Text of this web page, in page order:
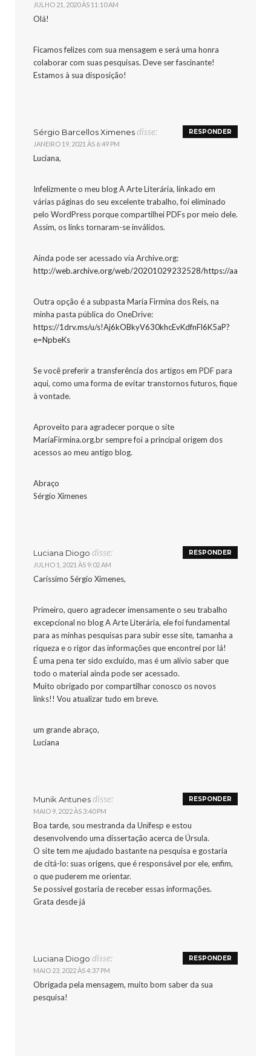
JULHO 21, 2020 ÀS 11:10 AM
Olá!
Ficamos felizes com sua mensagem e será uma honra
colaborar com suas pesquisas. Deve ser fascinante!
Estamos à sua disposição!
Sérgio Barcellos Ximenesdisse:
JANEIRO 19, 2021 ÀS 6:49 PM
Luciana,
Infelizmente o meu blog A Arte Literária, linkado em
várias páginas do seu excelente trabalho, foi eliminado
pelo WordPress porque compartilhei PDFs por meio dele.
Assim, os links tornaram-se inválidos.
Ainda pode ser acessado via Archive.org:
http://web.archive.org/web/20201029232528/https://
Outra opção é a subpasta Maria Firmina dos Reis, na
minha pasta pública do OneDrive:
https://1drv.ms/u/s!Aj6kOBkyV630khcEvKdfnFl6K5aP?
e=NpbeKs
Se você preferir a transferência dos artigos em PDF para
aqui, como uma forma de evitar transtornos futuros, fique
à vontade.
Aproveito para agradecer porque o site
MariaFirmina.org.br sempre foi a principal origem dos
acessos ao meu antigo blog.
Abraço
Sérgio Ximenes
RESPONDER
Luciana Diogo disse:
JULHO 1, 2021 ÀS 9:02 AM
Caríssimo Sérgio Ximenes,
Primeiro, quero agradecer imensamente o seu trabalho
excepcional no blog A Arte Literária, ele foi fundamental
para as minhas pesquisas para subir esse site, tamanha a
riqueza e o rigor das informações que encontrei por lá!
É uma pena ter sido excluído, mas é um alívio saber que
todo o material ainda pode ser acessado.
Muito obrigado por compartilhar conosco os novos
links!! Vou atualizar tudo em breve.
um grande abraço,
Luciana
RESPONDER
Munik Antunesdisse:
MAIO 9, 2022 ÀS 3:40 PM
Boa tarde, sou mestranda da Unifesp e estou
desenvolvendo uma dissertação acerca de Úrsula.
O site tem me ajudado bastante na pesquisa e gostaria
de citá-lo: suas origens, que é responsável por ele, enfim,
o que puderem me orientar.
Se possível gostaria de receber essas informações.
Grata desde já
RESPONDER
Luciana Diogo disse:
MAIO 23, 2022 ÀS 4:37 PM
Obrigada pela mensagem, muito bom saber da sua
pesquisa!
RESPONDER